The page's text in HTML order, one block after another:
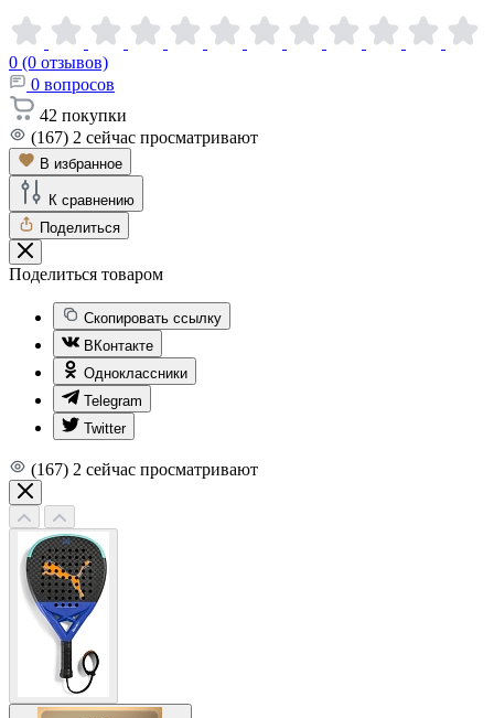
0 (0 отзывов)
0 вопросов
42 покупки
(167) 2 сейчас просматривают
В избранное
К сравнению
Поделиться
Поделиться товаром
Скопировать ссылку
ВКонтакте
Одноклассники
Telegram
Twitter
(167) 2 сейчас просматривают